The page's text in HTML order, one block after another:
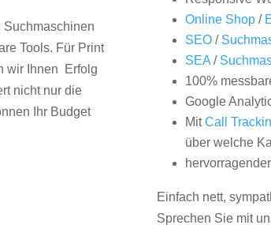
Suchmaschinen
Tools. Für Print
wir Ihnen Erfolg
nicht nur die
Ihr Budget
Online Shop/
SEO/
SEA/
100%
Google
MitCall
über welche
Einfach nett,
Sprechen Sie mit